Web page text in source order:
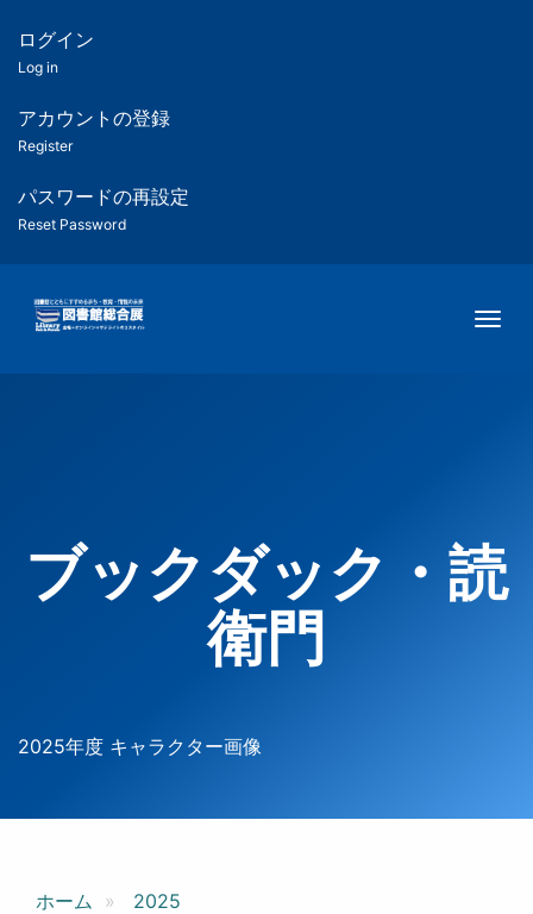
ツ
匿
名
ユ
ー
ー
用
メ
ログイン
Log in
アカウントの登録
Register
パスワードの再設定
Reset Password
ブックダック・読
衛門
2025年度 キャラクター画像
ホーム 2025